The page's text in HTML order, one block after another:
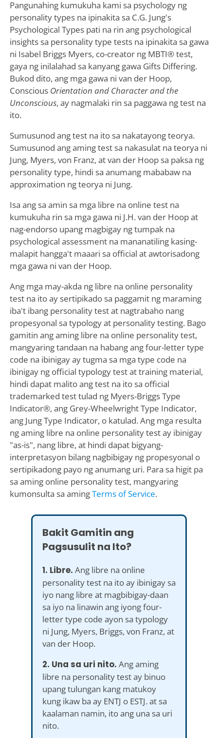
Pangunahing kumukuha kami sa psychology ng
personality types na ipinakita sa C.G. Jung's
Psychological Types pati na rin ang psychological
insights sa personality type tests na ipinakita sa gawa
ni Isabel Briggs Myers, co-creator ng MBTI® test,
gaya ng inilalahad sa kanyang gawa Gifts Differing.
Bukod dito, ang mga gawa ni van der Hoop,
Conscious Orientation and Character and the
Unconscious, ay nagmalaki rin sa paggawa ng test na
ito.
Sumusunod ang test na ito sa nakatayong teorya.
Sumusunod ang aming test sa nakasulat na teorya ni
Jung, Myers, von Franz, at van der Hoop sa paksa ng
personality type, hindi sa anumang mababaw na
approximation ng teorya ni Jung.
Isa ang sa amin sa mga libre na online test na
kumukuha rin sa mga gawa ni J.H. van der Hoop at
nag-endorso upang magbigay ng tumpak na
psychological assessment na mananatiling kasing-
malapit hangga't maaari sa official at awtorisadong
mga gawa ni van der Hoop.
Ang mga may-akda ng libre na online personality
test na ito ay sertipikado sa paggamit ng maraming
iba't ibang personality test at nagtrabaho nang
propesyonal sa typology at personality testing. Bago
gamitin ang aming libre na online personality test,
mangyaring tandaan na habang ang four-letter type
code na ibinigay ay tugma sa mga type code na
ibinigay ng official typology test at training material,
hindi dapat malito ang test na ito sa official
trademarked test tulad ng Myers-Briggs Type
Indicator®, ang Grey-Wheelwright Type Indicator,
ang Jung Type Indicator, o katulad. Ang mga resulta
ng aming libre na online personality test ay ibinigay
"as-is", nang libre, at hindi dapat bigyang-
interpretasyon bilang nagbibigay ng propesyonal o
sertipikadong payo ng anumang uri. Para sa higit pa
sa aming online personality test, mangyaring
kumonsulta sa amingTerms of Service.
Bakit Gamitin ang
Pagsusulit na Ito?
1. Libre. Ang libre na online
personality test na ito ay ibinigay sa
iyo nang libre at magbibigay-daan
sa iyo na linawin ang iyong four-
letter type code ayon sa typology
ni Jung, Myers, Briggs, von Franz, at
van der Hoop.
2. Una sa uri nito. Ang aming
libre na personality test ay binuo
upang tulungan kang matukoy
kung ikaw ba ay ENTJ o ESTJ. at sa
kaalaman namin, ito ang una sa uri
nito.